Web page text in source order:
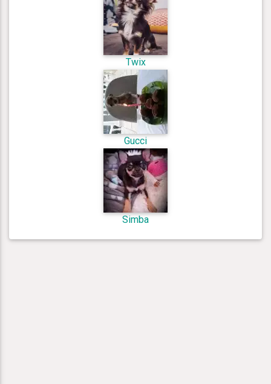
Twix
Gucci
Simba